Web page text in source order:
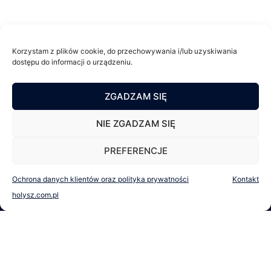
Korzystam z plików cookie, do przechowywania i/lub uzyskiwania
dostępu do informacji o urządzeniu.
ZGADZAM SIĘ
NIE ZGADZAM SIĘ
PREFERENCJE
Ochrona danych klientów oraz polityka prywatności
holysz.com.pl
Kontakt
Mateusz Hołysz radca prawny
pl. Kościuszki 2, 32-020 Wieliczka
NIP 6762016853, REGON 120707407